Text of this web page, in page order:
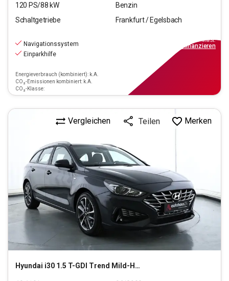
120 PS/88 kW
Benzin
Schaltgetriebe
Frankfurt / Egelsbach
Navigationssystem
Einparkhilfe
Energieverbrauch (kombiniert): k.A.
CO₂-Emissionen kombiniert: k.A.
CO₂-Klasse:
inkl.MwSt.
finanzieren
Hyundai i30 1.5 T-GDI Trend Mild-Hybrid (EURO 6d)(OPF)
Vergleichen Teilen Merken